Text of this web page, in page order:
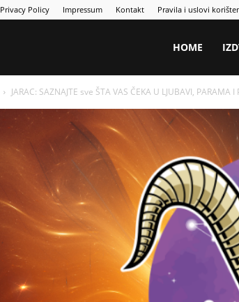
Privacy Policy Impressum Kontakt Pravila i uslovi
HOME
JARAC: SAZNAJTE sve ŠTA VAS ČEKA U LJUBAVI, PARAMA I